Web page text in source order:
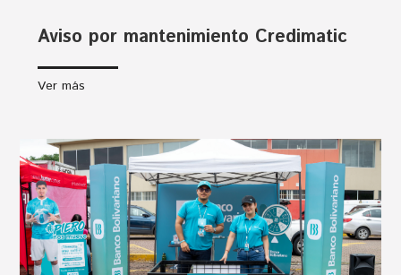
Aviso por mantenimiento Credimatic
Ver más